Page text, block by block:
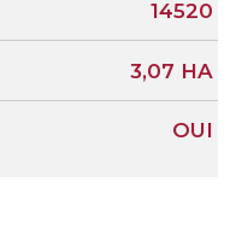
14520
3,07 HA
OUI